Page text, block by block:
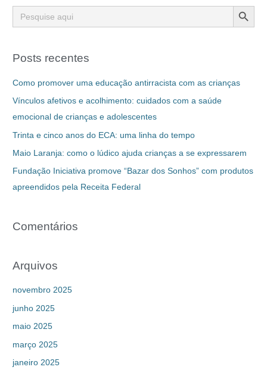
Search
for:
Search Button
Posts recentes
Como promover uma educação antirracista com as crianças
Vínculos afetivos e acolhimento: cuidados com a saúde
emocional de crianças e adolescentes
Trinta e cinco anos do ECA: uma linha do tempo
Maio Laranja: como o lúdico ajuda crianças a se expressarem
Fundação Iniciativa promove “Bazar dos Sonhos” com produtos
apreendidos pela Receita Federal
Comentários
Arquivos
novembro 2025
junho 2025
maio 2025
março 2025
janeiro 2025